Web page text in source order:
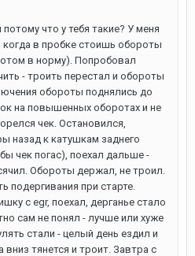
что у тебя такие? У меня
в пробке стоишь обороты
в норму). Попробовал
- троить перестал и обороты
обороты поднялись до
на повышенных оборотах и не
чек. Остановился,
назад к катушкам заднего
чек погас), поехал дальше -
Обороты держал, не троил.
подергивания при старте.
с egr, поехал, дерганье стало
сам не понял - лучше или хуже
стали - целый день ездил и
тянется и троит. Завтра с